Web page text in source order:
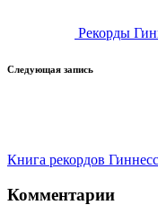
Рекорды
Следующая запись
Книга рекордов
Комментарии